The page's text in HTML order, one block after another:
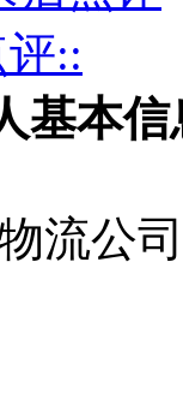
::
基本信
流公